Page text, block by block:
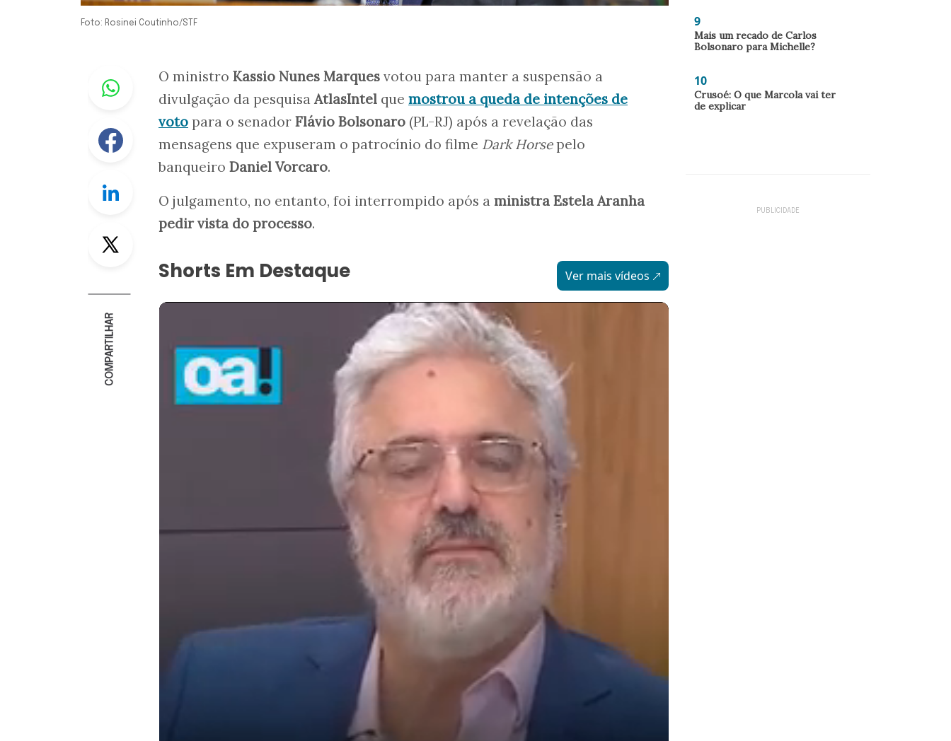
Foto: Rosinei Coutinho/STF
Whastapp
Facebook
Twitter
COMPARTILHAR
O ministro Kassio Nunes Marques votou para manter a suspensão a
divulgação da pesquisa AtlasIntel que mostrou a queda de intenções de
voto para o senador Flávio Bolsonaro (PL-RJ) após a revelação das
mensagens que expuseram o patrocínio do filme Dark Horsepelo
banqueiro Daniel Vorcaro.
O julgamento, no entanto, foi interrompido após a ministra Estela Aranha
pedir vista do processo.
Shorts Em Destaque Ver mais vídeos
9
Mais um recado de Carlos
Bolsonaro para Michelle?
10
Crusoé: O que Marcola vai ter
de explicar